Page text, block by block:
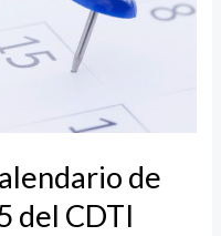
de
del CDTI